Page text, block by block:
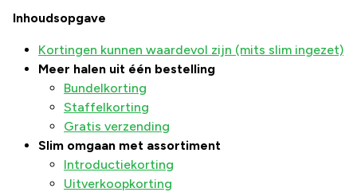
Inhoudsopgave
Kortingen kunnen waardevol zijn (mits slim ingezet)
Meer halen uit één bestelling
Bundelkorting
Staffelkorting
Gratis verzending
Slim omgaan met assortiment
Introductiekorting
Uitverkoopkorting